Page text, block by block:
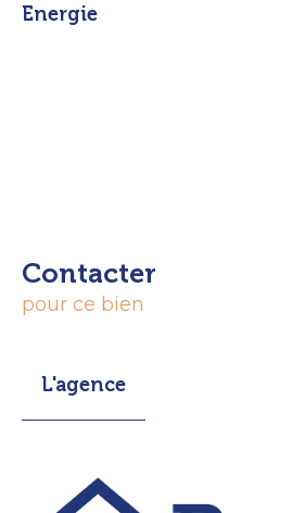
Energie
Contacter
pour ce bien
L'agence